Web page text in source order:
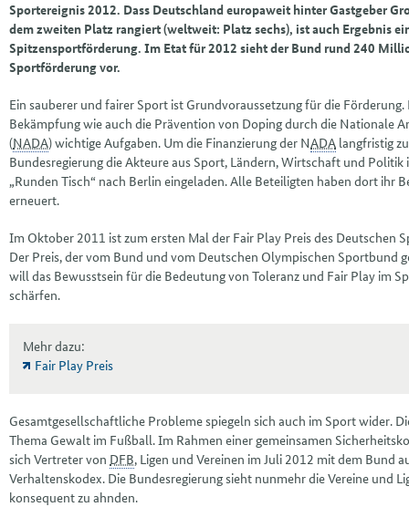
Sportereignis 2012. Dass Deutschland europaweit hinter Gastgeber
dem zweiten Platz rangiert (weltweit: Platz sechs), ist auch Ergebnis
Spitzensportförderung. Im Etat für 2012 sieht der Bund rund 240
Sportförderung vor.
Ein sauberer und fairer Sport ist Grundvoraussetzung für die Förderung.
Bekämpfung wie auch die Prävention von Doping durch die Nationale
(NADA) wichtige Aufgaben. Um die Finanzierung der NADA langfristig
Bundesregierung die Akteure aus Sport, Ländern, Wirtschaft und Politik
„Runden Tisch“ nach Berlin eingeladen. Alle Beteiligten haben dort ihr
erneuert.
Im Oktober 2011 ist zum ersten Mal der Fair Play Preis des Deutschen
Der Preis, der vom Bund und vom Deutschen Olympischen Sportbund
will das Bewusstsein für die Bedeutung von Toleranz und Fair Play im
schärfen.
Mehr dazu:
Fair Play Preis
Gesamtgesellschaftliche Probleme spiegeln sich auch im Sport wider.
Thema Gewalt im Fußball. Im Rahmen einer gemeinsamen
sich Vertreter von DFB, Ligen und Vereinen im Juli 2012 mit dem Bund
Verhaltenskodex. Die Bundesregierung sieht nunmehr die Vereine und
konsequent zu ahnden.